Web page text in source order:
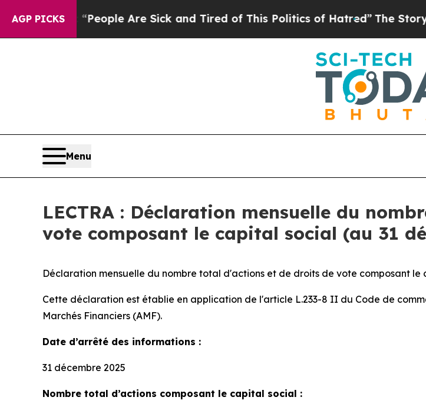
AGP PICKS
Win: “People Are Sick and Tired of This Politics of Hatred”The Story
Menu
LECTRA : Déclaration mensuelle du
vote composant le capital social (au 31
Déclaration mensuelle du nombre total d'actions et de droits de vote composant le
Cette déclaration est établie en application de l'article L.233-8 II du Code de
Marchés Financiers (AMF).
Date d’arrêté des informations :
31 décembre 2025
Nombre total d’actions composant le capital social :